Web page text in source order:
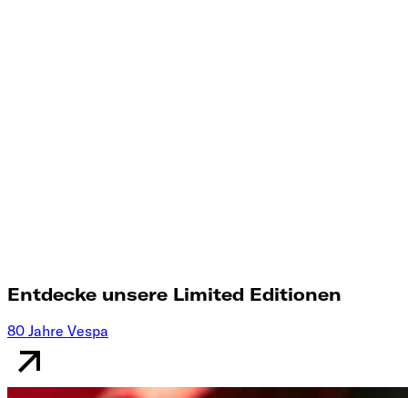
Entdecke unsere Limited Editionen
80 Jahre Vespa